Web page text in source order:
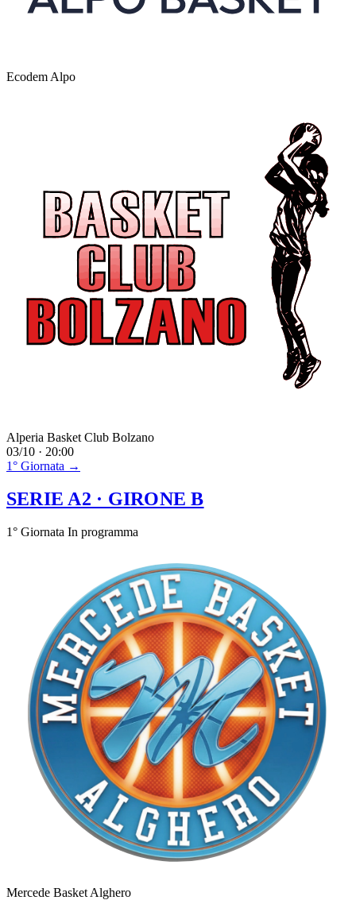
Ecodem Alpo
Alperia Basket Club Bolzano
03/10 · 20:00
1° Giornata →
SERIE A2 · GIRONE B
1° Giornata In programma
Mercede Basket Alghero